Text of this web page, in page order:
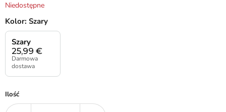
Niedostępne
Kolor: Szary
25,99 €
Szary
Darmowa
dostawa
Ilość